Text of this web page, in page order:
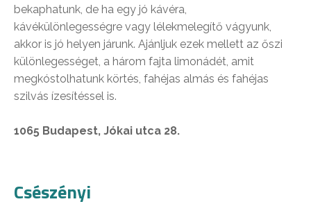
bekaphatunk, de ha egy jó kávéra,
kávékülönlegességre vagy lélekmelegítő vágyunk,
akkor is jó helyen járunk. Ajánljuk ezek mellett az őszi
különlegességet, a három fajta limonádét, amit
megkóstolhatunk körtés, fahéjas almás és fahéjas
szilvás ízesítéssel is.
1065 Budapest, Jókai utca 28.
Csészényi